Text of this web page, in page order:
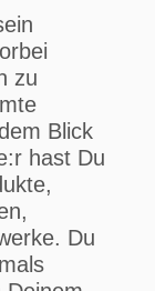
zu
Blick
hast Du
Du